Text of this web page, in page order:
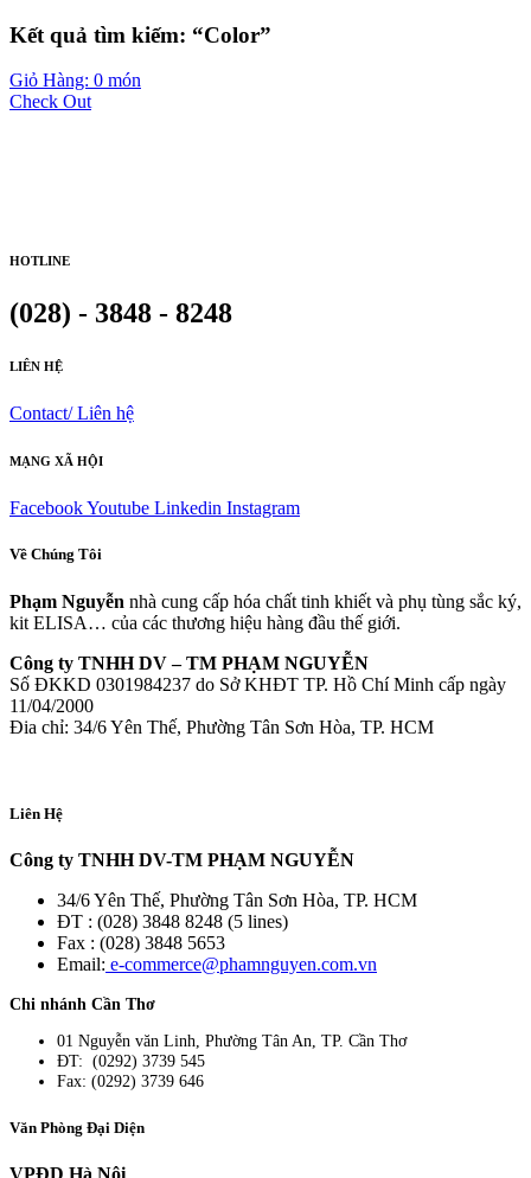
Kết quả tìm kiếm: “Color”
Giỏ Hàng: 0 món
Check Out
HOTLINE
(028) - 3848 - 8248
LIÊN HỆ
Contact/ Liên hệ
MẠNG XÃ HỘI
FacebookYoutube Linkedin Instagram
Về Chúng Tôi
Phạm Nguyễn nhà cung cấp hóa chất tinh khiết và phụ tùng sắc ký,
kit ELISA… của các thương hiệu hàng đầu thế giới.
Công ty TNHH DV – TM PHẠM NGUYỄN
Số ĐKKD 0301984237 do Sở KHĐT TP. Hồ Chí Minh cấp ngày
11/04/2000
Đia chỉ: 34/6 Yên Thế, Phường Tân Sơn Hòa, TP. HCM
Liên Hệ
Công ty TNHH DV-TM PHẠM NGUYỄN
34/6 Yên Thế, Phường Tân Sơn Hòa, TP. HCM
ĐT : (028) 3848 8248 (5 lines)
Fax : (028) 3848 5653
Email: e-commerce@phamnguyen.com.vn
Chi nhánh Cần Thơ
01 Nguyễn văn Linh, Phường Tân An, TP. Cần Thơ
ĐT: (0292) 3739 545
Fax: (0292) 3739 646
Văn Phòng Đại Diện
VPĐD Hà Nội